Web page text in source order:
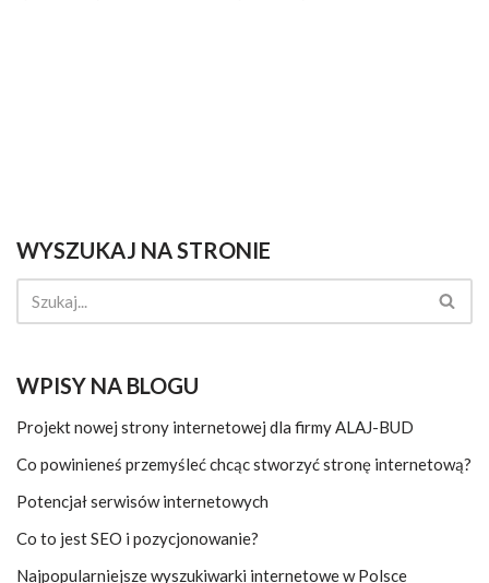
WYSZUKAJ NA STRONIE
WPISY NA BLOGU
Projekt nowej strony internetowej dla firmy ALAJ-BUD
Co powinieneś przemyśleć chcąc stworzyć stronę internetową?
Potencjał serwisów internetowych
Co to jest SEO i pozycjonowanie?
Najpopularniejsze wyszukiwarki internetowe w Polsce